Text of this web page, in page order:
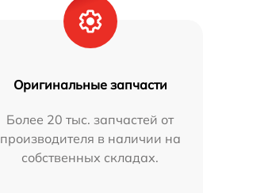
Оригинальные запчасти
Более 20 тыс. запчастей от
производителя в наличии на
собственных складах.